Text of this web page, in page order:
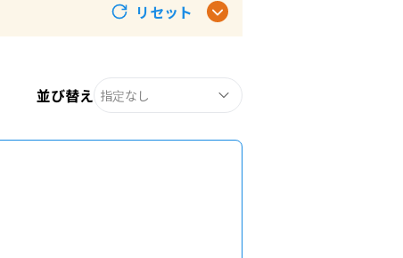
リセット
並び替え 指定なし